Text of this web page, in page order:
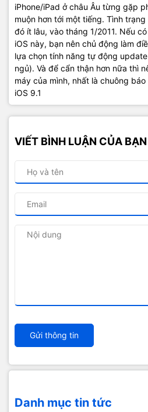
iPhone/iPad ở châu Âu từng gặp
muộn hơn tới một tiếng. Tình
đó ít lâu, vào tháng 1/2011. Nếu
iOS này, bạn nên chủ động làm
lựa chọn tính năng tự động
ngủ). Và để cẩn thận hơn nữa thì
máy của mình, nhất là chuông
iOS 9.1
VIẾT BÌNH LUẬN CỦA BẠN
Gửi thông tin
Danh mục tin tức